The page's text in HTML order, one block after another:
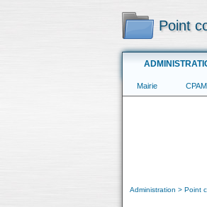
Point
Mairie CPAM
Administration Point